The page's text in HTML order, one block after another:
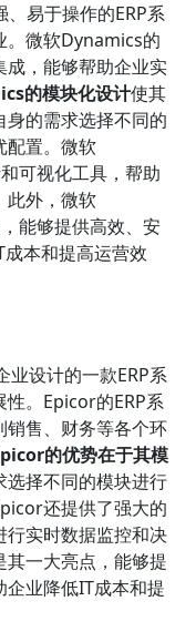
、易于操作的ERP系
。微软Dynamics的
成，能够帮助企业实
的模块化设计使其
的需求选择不同的
配置。微软
可视化工具，帮助
此外，微软
能够提供高效、安
本和提高运营效
业设计的一款ERP系
。Epicor的ERP系
销售、财务等各个环
的优势在于其模
选择不同的模块进行
还提供了强大的
行实时数据监控和决
一大亮点，能够提
业降低IT成本和提